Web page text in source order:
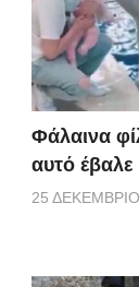
Φάλαινα
αυτό
25